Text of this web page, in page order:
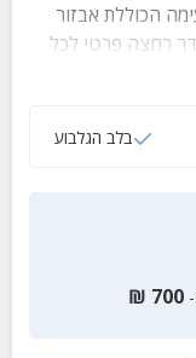
הכוללת אבזור
חדר רחצה פרטי לכל
בלב הגלבוע
700
₪